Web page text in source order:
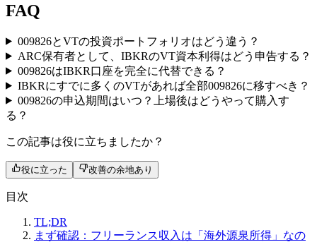
FAQ
009826とVTの投資ポートフォリオはどう違う？
ARC保有者として、IBKRのVT資本利得はどう申告する？
009826はIBKR口座を完全に代替できる？
IBKRにすでに多くのVTがあれば全部009826に移すべき？
009826の申込期間はいつ？上場後はどうやって購入す
る？
この記事は役に立ちましたか？
役に立った 改善の余地あり
目次
TL;DR
まず確認：フリーランス収入は「海外源泉所得」なの